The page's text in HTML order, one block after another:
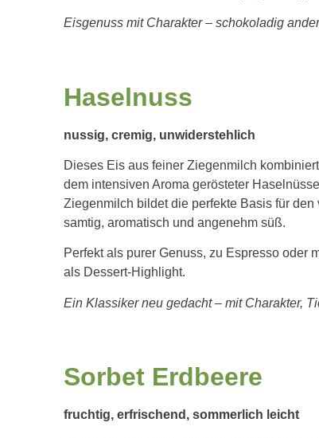
Eisgenuss mit Charakter – schokoladig
Haselnuss
nussig, cremig, unwiderstehlich
Dieses Eis aus feiner Ziegenmilch
dem intensiven Aroma gerösteter
Ziegenmilch bildet die perfekte Basis für
samtig, aromatisch und angenehm süß.
Perfekt als purer Genuss, zu Espresso oder
als Dessert-Highlight.
Ein Klassiker neu gedacht – mit Charakter,
Sorbet Erdbeere
fruchtig, erfrischend, sommerlich leicht